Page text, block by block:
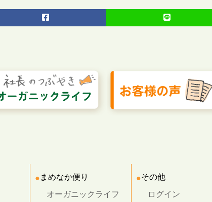
まめなか便り
オーガニックライフ
その他
ログイン